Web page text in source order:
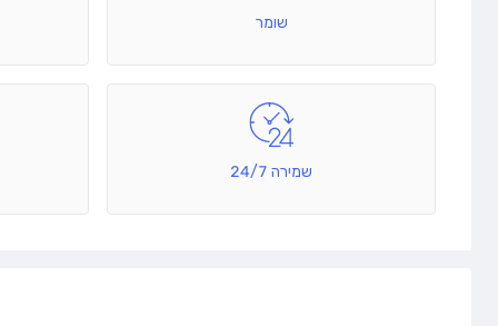
שומר
שמירה 24/7